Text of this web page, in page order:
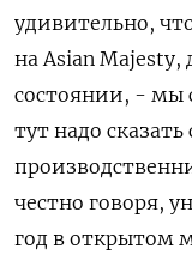
удивительно,
на Asian Majesty,
состоянии, - мы
тут надо
честно говоря,
год в открытом